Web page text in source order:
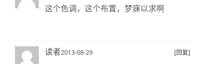
这个色调，这个布置，梦寐以求啊
读者2013-08-29 [回复]